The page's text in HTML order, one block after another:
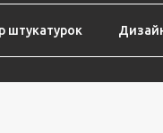
штукатурок